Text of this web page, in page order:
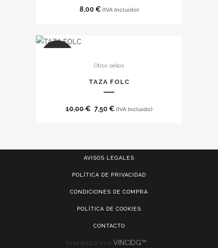
8,00 € (IVA Incluido)
Otros sellos
TAZA FOLC
10,00€ El
10,00 €.
7,50 €El
7,50 €.
(IVA Incluido)
AVISOS LEGALES
POLÍTICA DE PRIVACIDAD
CONDICIONES DE COMPRA
POLÍTICA DE COOKIES
CONTACTO
DISEÑADO POR VINCIDG™